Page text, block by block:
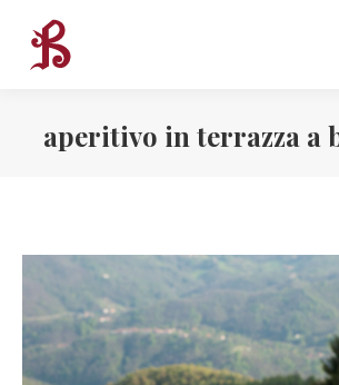
aperitivo in terrazza a